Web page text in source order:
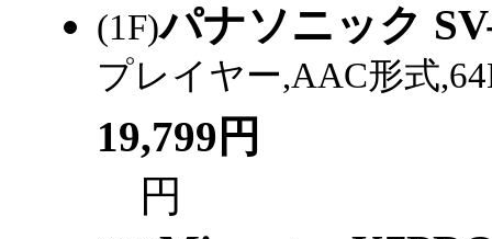
(1F)パナソニック
プレイヤー,AAC形式
19,799円
円